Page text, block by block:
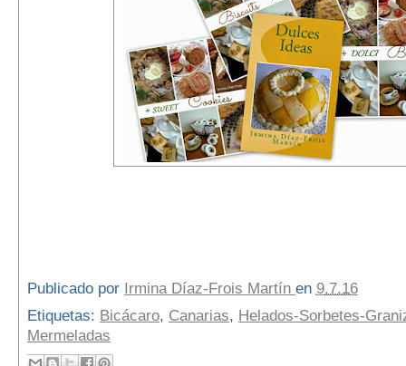
Publicado por Irmina Díaz-Frois Martín en 9.7.16
Etiquetas: Bicácaro, Canarias, Helados-Sorbetes-
Mermeladas